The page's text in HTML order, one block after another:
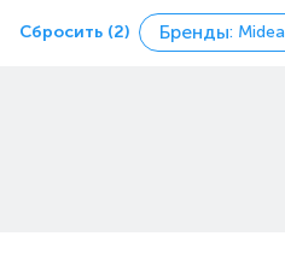
Сбросить (2) Бренды: Midea